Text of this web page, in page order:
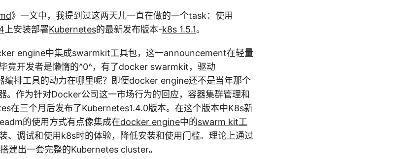
》一文中，我提到过这两天儿一直在做的一个task：使用
上安装部署Kubernetes的最新发布版本-k8s 1.5.1。
engine中集成swarmkit工具包，这一announcement在轻量
竟开发者是懒惰的^0^，有了docker swarmkit，驱动
编排工具的动力在哪里呢？即便docker engine还不是当年那个
。作为针对Docker公司这一市场行为的回应，容器集群管理和
在三个月后发布了Kubernetes1.4.0版本。在这个版本中K8s新
的使用方式有点像集成在docker engine中的swarm kit工
、调试和使用k8s时的体验，降低安装和使用门槛。理论上通过
建出一套完整的Kubernetes cluster。